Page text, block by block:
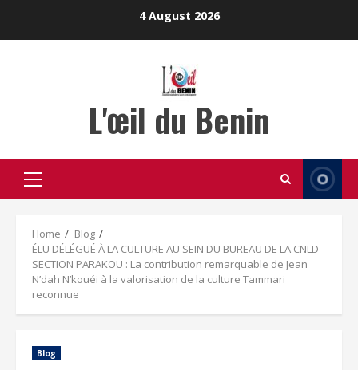
4 August 2026
L'œil du Benin
Primary
Menu
Home
Blog
ÉLU DÉLÉGUÉ À LA CULTURE AU SEIN DU BUREAU DE LA CNLD
SECTION PARAKOU : La contribution remarquable de Jean
N’dah N’kouéi à la valorisation de la culture Tammari
reconnue
Blog